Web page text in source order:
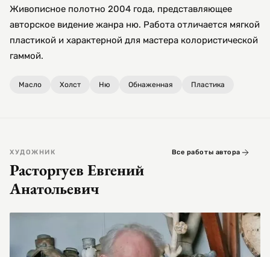
Живописное полотно 2004 года, представляющее
авторское видение жанра ню. Работа отличается мягкой
пластикой и характерной для мастера колористической
гаммой.
Масло Холст Ню Обнаженная Пластика
ХУДОЖНИК
Расторгуев Евгений
Анатольевич
Все работы автора